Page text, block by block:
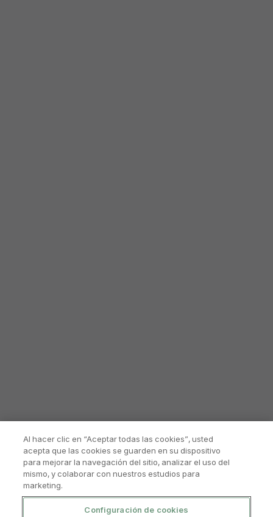
Al hacer clic en “Aceptar todas las cookies”, usted
acepta que las cookies se guarden en su dispositivo
para mejorar la navegación del sitio, analizar el uso del
mismo, y colaborar con nuestros estudios para
marketing.
Configuración de cookies